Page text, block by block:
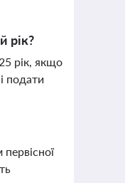
рік?
рік, якщо
подати